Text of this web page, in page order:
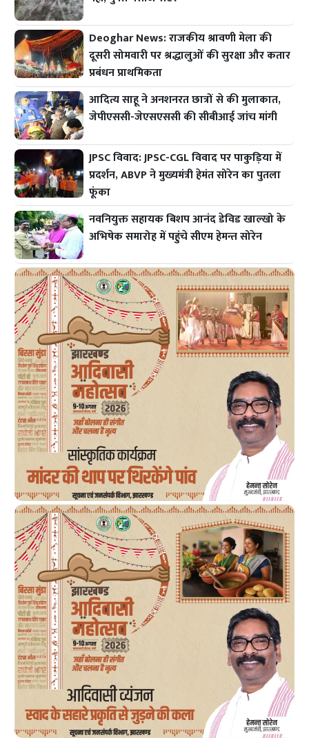
Deoghar News: राजकीय श्रावणी मेला की
दूसरी सोमवारी पर श्रद्धालुओं की सुरक्षा और कतार
प्रबंधन प्राथमिकता
आदित्य साहू ने अनशनरत छात्रों से की मुलाकात,
जेपीएससी-जेएसएससी की सीबीआई जांच मांगी
JPSC विवाद: JPSC-CGL विवाद पर पाकुड़िया में
प्रदर्शन, ABVP ने मुख्यमंत्री हेमंत सोरेन का पुतला
फूंका
नवनियुक्त सहायक बिशप आनंद डेविड खाल्खो के
अभिषेक समारोह में पहुंचे सीएम हेमन्त सोरेन